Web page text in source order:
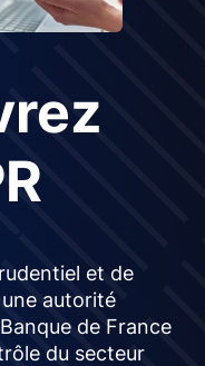
et de
autorité
de France
du secteur